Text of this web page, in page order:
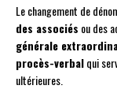
Le changement de
des associés ou des
générale
procès-verbalqui
ultérieures.